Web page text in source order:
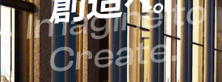
Imagine to
Create.